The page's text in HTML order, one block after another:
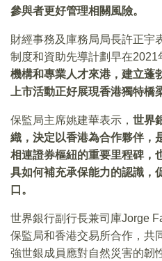
參與者更好管理相關風險。
財經事務及庫務局局長許正宇
制度和資助先導計劃早在2021
機構和專業人才來港，建立蓬
上市活動正好展現香港獨特橋
保監局主席姚建華表示， 世界
織，決定以香港為合作夥伴，
相連證券樞紐的重要里程碑，
具如何補充承保能力的認識，
口。
世界銀行副行長兼司庫Jorge
保監局和香港交易所合作，共
強世銀成員應對自然災害的韌